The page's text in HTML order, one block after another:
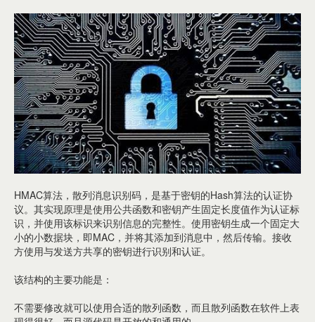
HMAC算法，散列消息识别码，是基于密钥的Hash算法的认证协
议。其实现原理是使用公共函数和密钥产生固定长度值作为认证标
识，并使用该标识来识别信息的完整性。使用密钥生成一个固定大
小的小数据块，即MAC，并将其添加到消息中，然后传输。接收
方使用与发送方共享的密钥进行识别和认证。
该结构的主要功能是：
不需要修改就可以使用合适的散列函数，而且散列函数在软件上表